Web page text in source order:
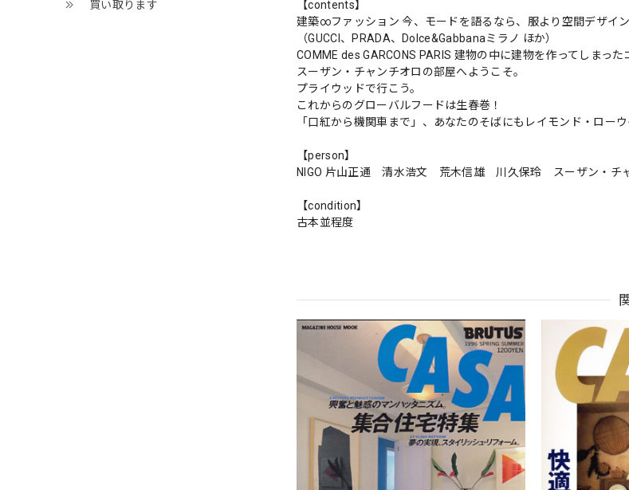
買い取ります
【contents】
建築∞ファッション 今、モードを語るなら、服より空間デザイン
（GUCCI、PRADA、Dolce&Gabbanaミラノ ほか）
COMME des GARCONS PARIS 建物の中に建物を作ってしまっ
スーザン・チャンチオロの部屋へようこそ。
プライウッドで行こう。
これからのグローバルフードは生春巻！
「口紅から機関車まで」、あなたのそばにもレイモンド・ローウ
【person】
NIGO 片山正通 清水浩文 荒木信雄 川久保玲 スーザン・チ
【condition】
古本並程度